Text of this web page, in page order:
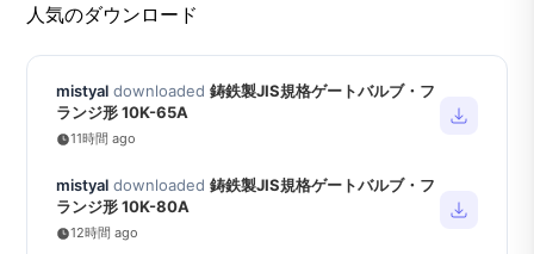
人気のダウンロード
mistyal downloaded 鋳鉄製JIS規格ゲートバルブ・フ
ランジ形 10K-65A
11時間 ago
mistyal downloaded 鋳鉄製JIS規格ゲートバルブ・フ
ランジ形 10K-80A
12時間 ago